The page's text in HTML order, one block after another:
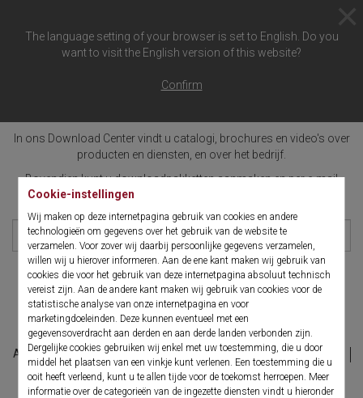
Cookie-instellingen
Wij maken op deze internetpagina gebruik van cookies en andere
technologieën om gegevens over het gebruik van de website te
verzamelen. Voor zover wij daarbij persoonlijke gegevens verzamelen,
willen wij u hierover informeren. Aan de ene kant maken wij gebruik van
cookies die voor het gebruik van deze internetpagina absoluut technisch
vereist zijn. Aan de andere kant maken wij gebruik van cookies voor de
statistische analyse van onze internetpagina en voor
marketingdoeleinden. Deze kunnen eventueel met een
gegevensoverdracht aan derden en aan derde landen verbonden zijn.
Dergelijke cookies gebruiken wij enkel met uw toestemming, die u door
middel het plaatsen van een vinkje kunt verlenen. Een toestemming die u
ooit heeft verleend, kunt u te allen tijde voor de toekomst herroepen. Meer
informatie over de categorieën van de ingezette diensten vindt u hieronder
The language setting of your browser is set to English. Do you
want to visit the English version of this website?
Confirm
Download Center
In ons Download Center vindt u catalogi, brochures en video's over
producten en diensten, en over het bedrijf.
Bovendien kunt u downloadpakketten aanmaken en per e-mail
zoeken
Alle (154) Artikel (4) Brochure (86) Catalogus (12)
Program (1) Video (49) Whitepaper (2)